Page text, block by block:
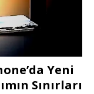
Yeni
Sınırları